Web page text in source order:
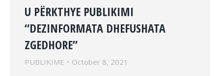
U PËRKTHYE PUBLIKIMI
“DEZINFORMATA DHEFUSHATA
ZGEDHORE”
PUBLIKIME October 8, 2021